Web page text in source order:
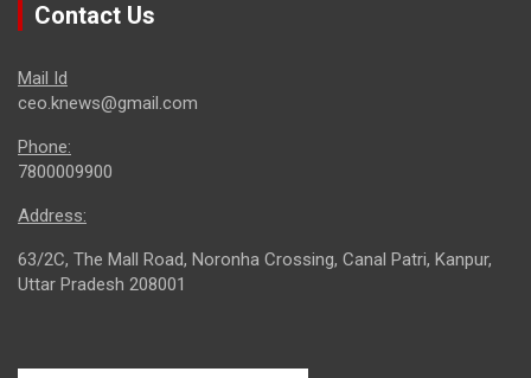
Contact Us
Mail Id
ceo.knews@gmail.com
Phone:
7800009900
Address:
63/2C, The Mall Road, Noronha Crossing, Canal Patri, Kanpur,
Uttar Pradesh 208001